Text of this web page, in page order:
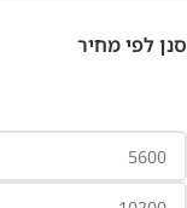
סנן לפי מחיר